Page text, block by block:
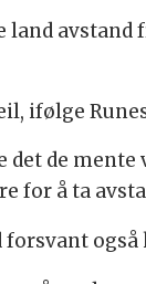
ifølge
de
for å ta